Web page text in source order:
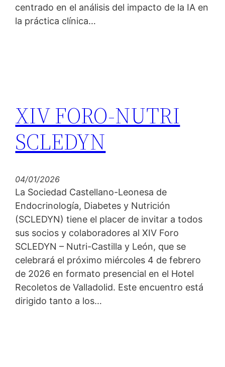
centrado en el análisis del impacto de la IA en
la práctica clínica…
XIV FORO-NUTRI
SCLEDYN
04/01/2026
La Sociedad Castellano-Leonesa de
Endocrinología, Diabetes y Nutrición
(SCLEDYN) tiene el placer de invitar a todos
sus socios y colaboradores al XIV Foro
SCLEDYN – Nutri-Castilla y León, que se
celebrará el próximo miércoles 4 de febrero
de 2026 en formato presencial en el Hotel
Recoletos de Valladolid. Este encuentro está
dirigido tanto a los…